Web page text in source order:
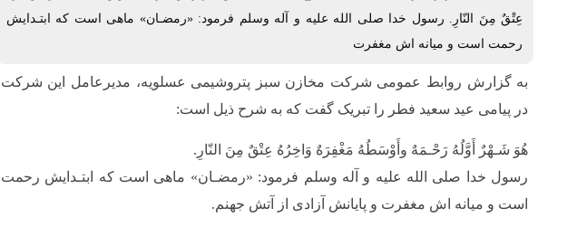
عِتْقٌ مِنَ النّارِ. رسول خدا صلی الله علیه و آله وسلم فرمود: «رمضـان» ماهى است که ابتـدایش
رحمت است و میانه اش مغفرت
به گزارش روابط عمومی شرکت مخازن سبز پتروشیمی عسلویه، مدیرعامل این شرکت
در پیامی عید سعید فطر را تبریک گفت که به شرح ذیل است:
هُوَ شَـهْرٌ أَوَّلُهُ رَحْـمَهٌ وأَوْسَطُهُ مَغْفِرَهٌ وَاخِرُهُ عِتْقٌ مِنَ النّارِ.
رسول خدا صلی الله علیه و آله وسلم فرمود: «رمضـان» ماهى است که ابتـدایش رحمت
است و میانه اش مغفرت و پایانش آزادى از آتش جهنم.